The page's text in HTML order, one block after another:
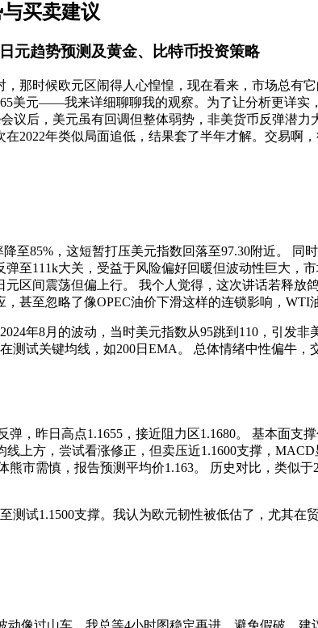
与买卖建议
元趋势预测及黄金、比特币投资策略
那时候欧元区闹得人心惶惶，现在看来，市场总
美元——我来详细聊聊我的观察。为了让分析更详
议后，美元虽有回调但整体弱势，非美货币反弹潜
年类似局面追低，结果套了半年才解。交易啊
至85%，这短暂打压美元指数回落至97.30附近。
至111k大关，受益于风险偏好回暖但波动性巨大，
区间震荡但偏上行。 我个人觉得，这次讲话若释放
至忽略了像OPEC油价下滑这样的连锁影响，WTI
年8月的波动，当时美元指数从95跳到110，引发
试关键均线，如200日EMA。 总体情绪中性偏牛，
，昨日高点1.1655，接近阻力区1.1680。 基本面
上方，尝试看涨修正，但卖压近1.1600支撑，
熊市需慎，报告预测平均价1.163。 历史对比，类似
测试1.1500支撑。我认为欧元韧性被低估了，尤其